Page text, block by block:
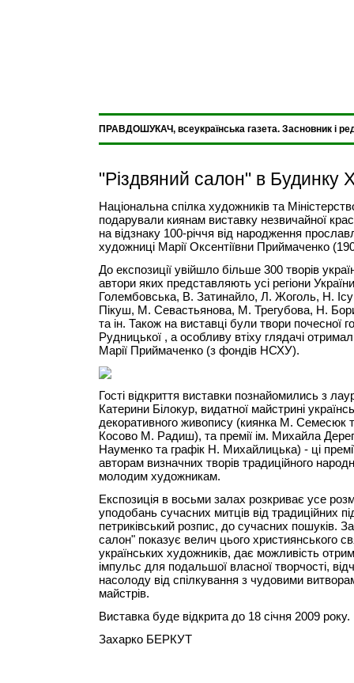
ПРАВДОШУКАЧ, всеукраїнська газета. Засновник і
"Різдвяний салон" в Будинку
Національна спілка художників та
подарували киянам виставку незвичайної
на відзнаку 100-річчя від народження
художниці Марії Оксентіївни Приймаченко
До експозиції увійшло більше 300 творів
автори яких представляють усі регіони
Голембовська, В. Затинайло, Л. Жоголь, Н.
Пікуш, М. Севастьянова, М. Трегубова, Н.
та ін. Також на виставці були твори почесної
Рудницької , а особливу втіху глядачі
Марії Приймаченко (з фондів НСХУ).
Гості відкриття виставки познайомились з
Катерини Білокур, видатної майстрині
декоративного живопису (киянка М. Семесюк
Косово М. Радиш), та премії ім. Михайла
Науменко та графік Н. Михайлицька) - ці
авторам визначних творів традиційного
молодим художникам.
Експозиція в восьми залах розкриває усе
уподобань сучасних митців від традиційних
петриківський розпис, до сучасних пошуків.
салон" показує велич цього християнського
українських художників, дає можливість
імпульс для подальшої власної творчості,
насолоду від спілкування з чудовими
майстрів.
Виставка буде відкрита до 18 січня 2009 року.
Захарко БЕРКУТ